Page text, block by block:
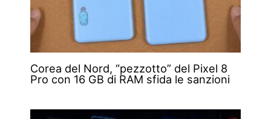
Corea del Nord, “pezzotto” del Pixel 8
Pro con 16 GB di RAM sfida le sanzioni